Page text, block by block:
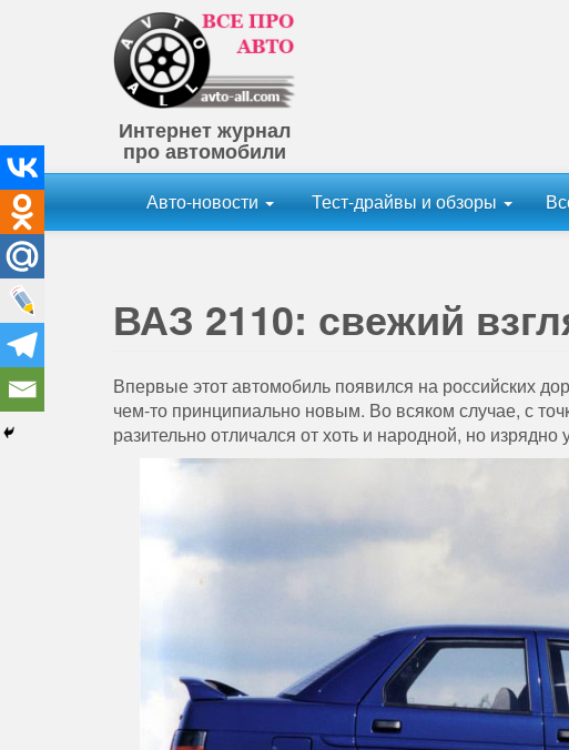
Интернет журнал
про автомобили
Авто-новости Тест-драйвы и обзоры
ВАЗ 2110: свежий
Впервые этот автомобиль появился на российских
чем-то принципиально новым. Во всяком случае, с
разительно отличался от хоть и народной, но